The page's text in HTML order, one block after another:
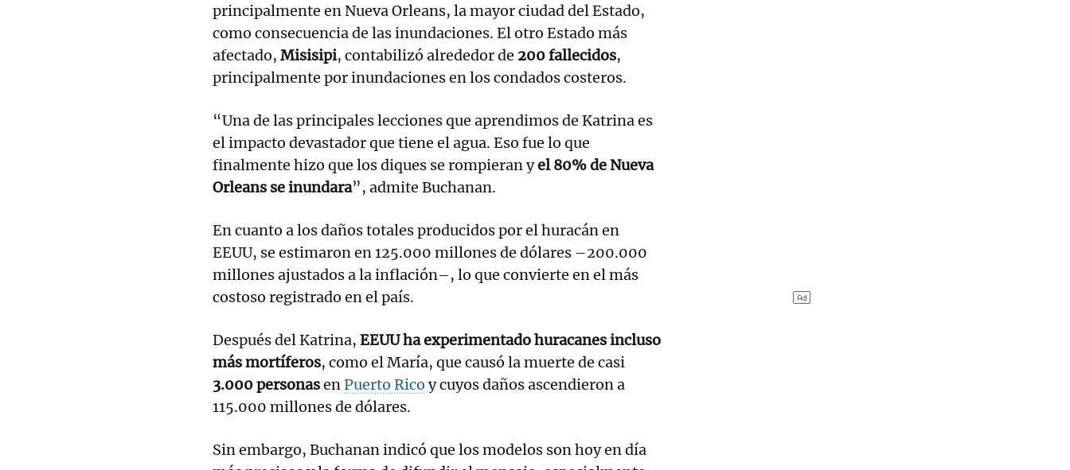
principalmente en Nueva Orleans, la mayor ciudad del Estado,
como consecuencia de las inundaciones. El otro Estado más
afectado, Misisipi, contabilizó alrededor de 200 fallecidos,
principalmente por inundaciones en los condados costeros.
“Una de las principales lecciones que aprendimos de Katrina es
el impacto devastador que tiene el agua. Eso fue lo que
finalmente hizo que los diques se rompieran yel 80% de Nueva
Orleans se inundara”, admite Buchanan.
En cuanto a los daños totales producidos por el huracán en
EEUU, se estimaron en 125.000 millones de dólares –200.000
millones ajustados a la inflación–, lo que convierte en el más
costoso registrado en el país.
Después del Katrina, EEUU ha experimentado huracanes incluso
más mortíferos, como el María, que causó la muerte de casi
3.000 personasenPuerto Rico y cuyos daños ascendieron a
115.000 millones de dólares.
Sin embargo, Buchanan indicó que los modelos son hoy en día